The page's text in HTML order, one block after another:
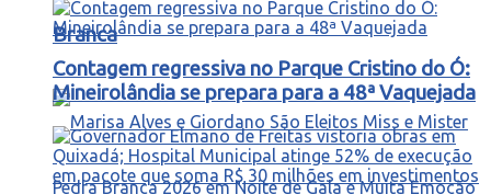
Branca
Contagem regressiva no Parque Cristino do Ó:
Mineirolândia se prepara para a 48ª Vaquejada